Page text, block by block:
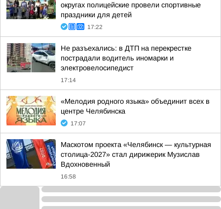
округах полицейские провели спортивные
праздники для детей
17:22
Не разъехались: в ДТП на перекрестке
пострадали водитель иномарки и
электровелосипедист
17:14
«Мелодия родного языка» объединит всех в
центре Челябинска
17:07
Маскотом проекта «Челябинск — культурная
столица-2027» стал дирижерик Музислав
Вдохновенный
16:58